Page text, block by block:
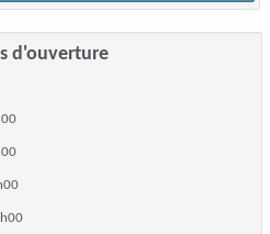
d'ouverture